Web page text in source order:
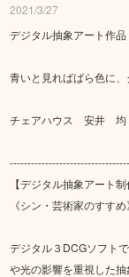
2021/3/27
デジタル抽象アート作品
青いと見ればばら色に
チェアハウス 安井 均
【デジタル抽象アート制
《シン・芸術家のすす
デジタル３DCGソフト
や光の影響を重視した